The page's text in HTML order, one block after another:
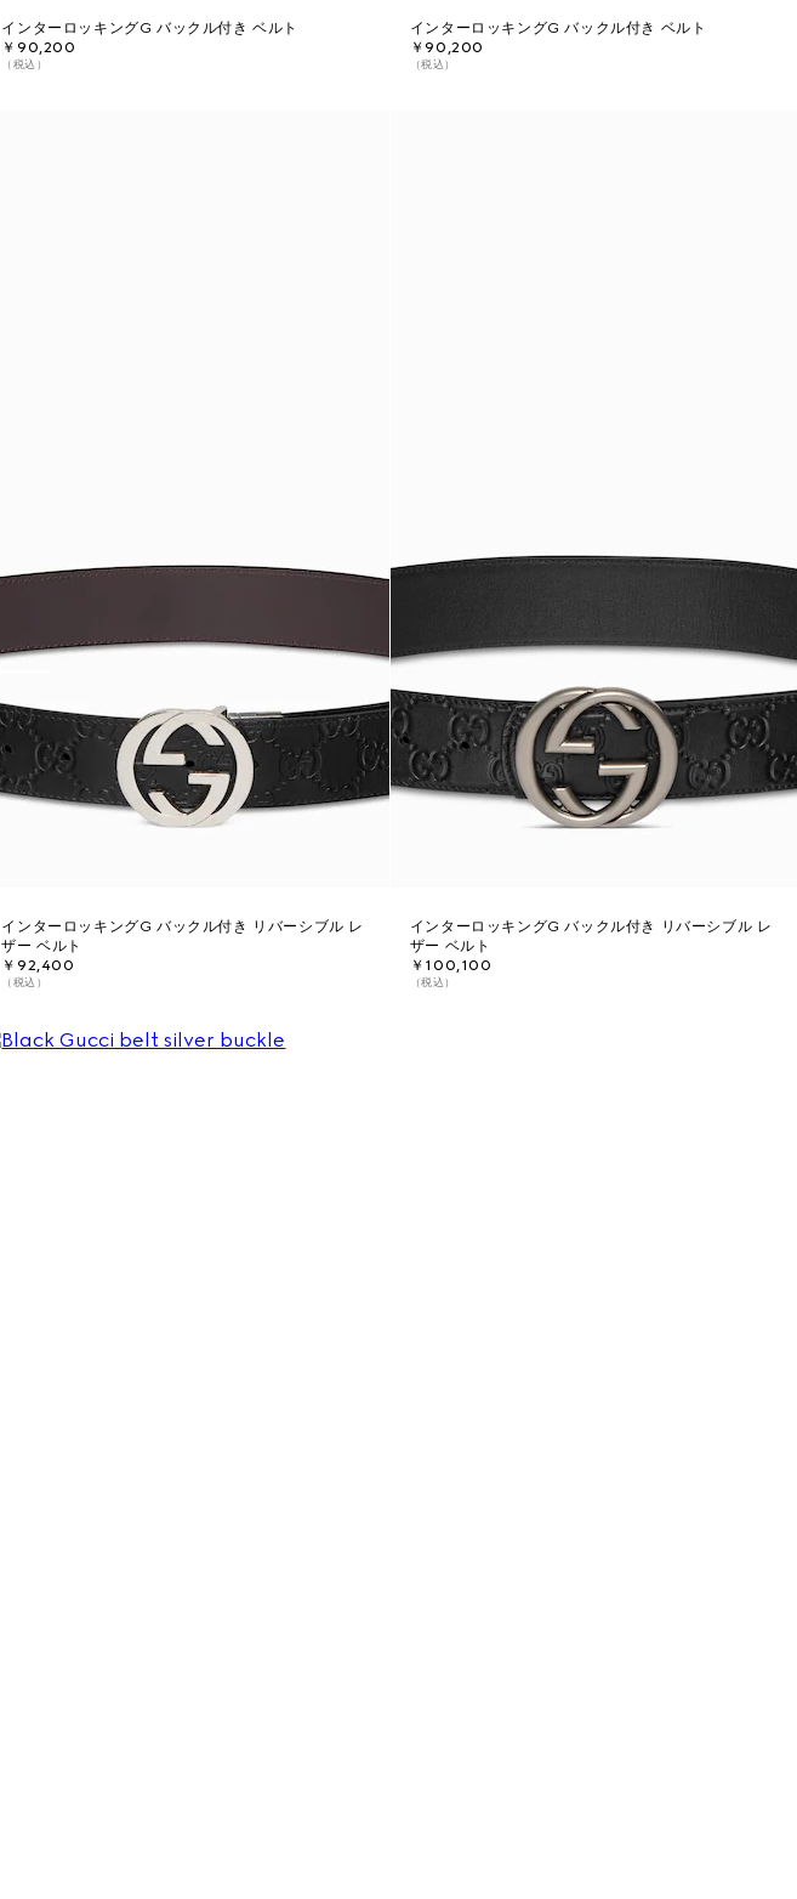
インターロッキングG バックル付き ベルト
￥90,200
（税込）
インターロッキングG バックル付き ベルト
￥90,200
（税込）
インターロッキングG バックル付き リバーシブル レ
ザー ベルト
￥92,400
（税込）
インターロッキングG バックル付き リバーシブル レ
ザー ベルト
￥100,100
（税込）